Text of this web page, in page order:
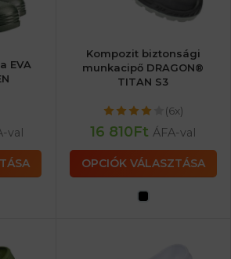
EVA
val
Kompozit biztonsági
munkacipő DRAGON®
TITAN S3
(6x)
16 810Ft ÁFA-val
OPCIÓK VÁLASZTÁSA